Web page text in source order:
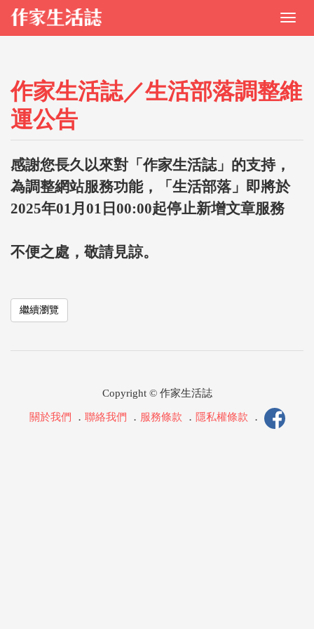
作家生活誌／生活部落調整維
運公告
感謝您長久以來對「作家生活誌」的支持，
為調整網站服務功能，「生活部落」即將於
2025年01月01日00:00起停止新增文章服務
不便之處，敬請見諒。
繼續瀏覽
Copyright © 作家生活誌
關於我們 ． 聯絡我們 ． 服務條款 ． 隱私權條款 ．